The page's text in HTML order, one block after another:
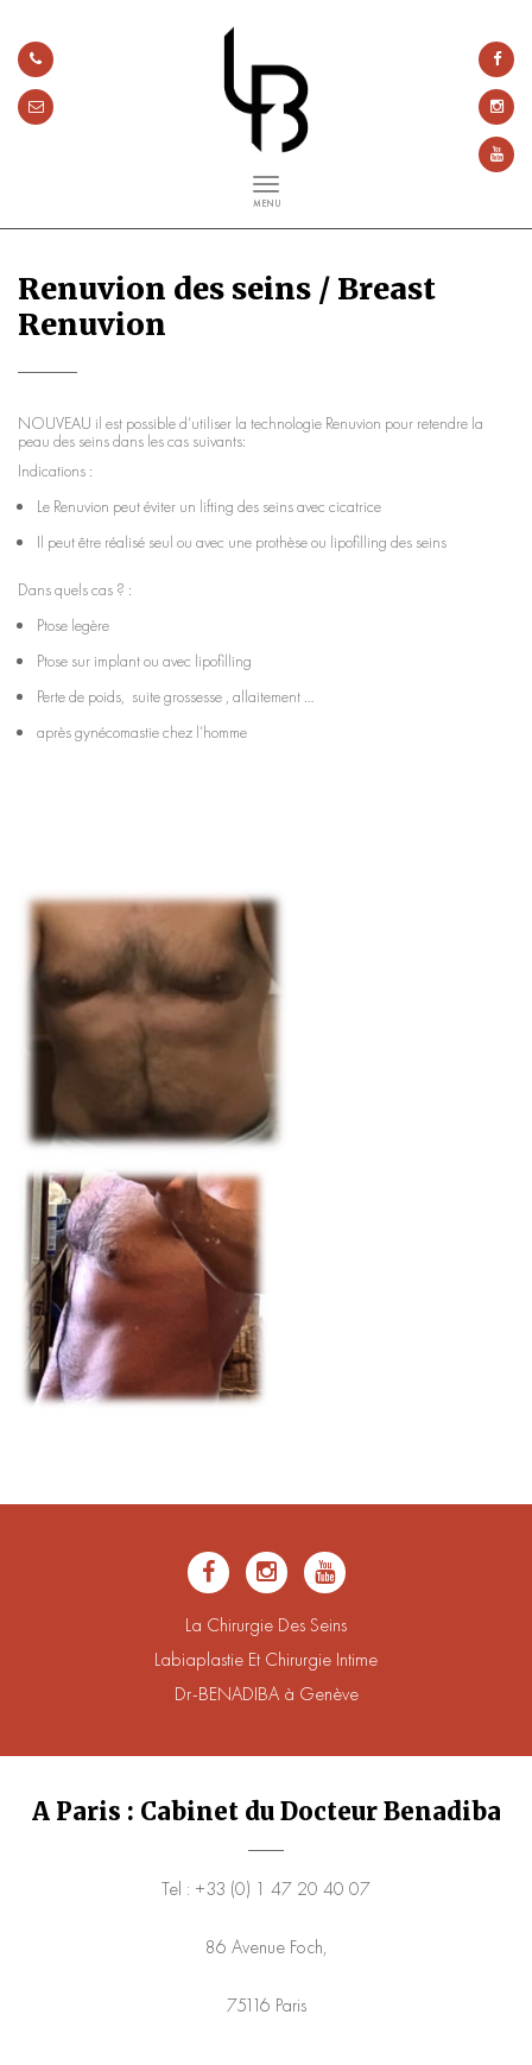
MENU
Renuvion des seins / Breast
Renuvion
NOUVEAU il est possible d’utiliser la technologie Renuvion pour retendre la
peau des seins dans les cas suivants:
Indications :
Le Renuvion peut éviter un lifting des seins avec cicatrice
Il peut être réalisé seul ou avec une prothèse ou lipofilling des seins
Dans quels cas ? :
Ptose legère
Ptose sur implant ou avec lipofilling
Perte de poids, suite grossesse , allaitement …
après gynécomastie chez l’homme
La Chirurgie Des Seins
Labiaplastie Et Chirurgie Intime
Dr-BENADIBA à Genève
A Paris : Cabinet du Docteur Benadiba
Tel : +33 (0) 1 47 20 40 07
86 Avenue Foch,
75116 Paris